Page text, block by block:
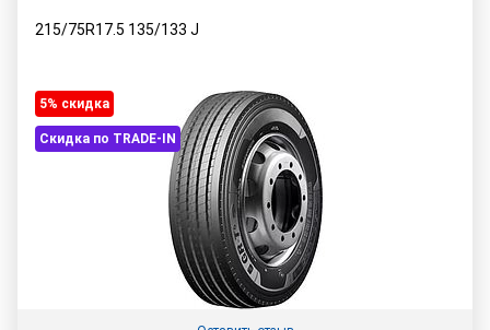
215/75R17.5 135/133 J
5% cкидка
Скидка по TRADE-IN